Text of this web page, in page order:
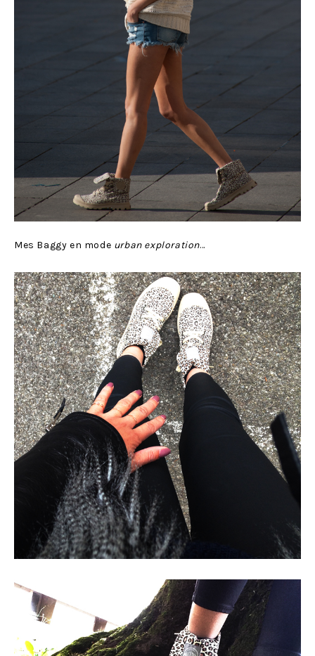
Mes Baggy en mode urban exploration…